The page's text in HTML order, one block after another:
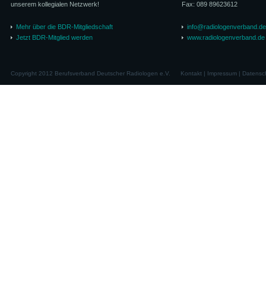
unserem kollegialen Netzwerk!
Mehr über die BDR-Mitgliedschaft
Jetzt BDR-Mitglied werden
Fax: 089 89623612
info@radiologenverband.de
www.radiologenverband.de
Copyright 2012 Berufsverband Deutscher Radiologen e.V. Kontakt| Impressum|